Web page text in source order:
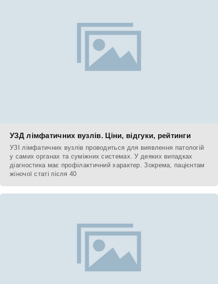
УЗД лімфатичних вузлів. Ціни, відгуки, рейтинги
УЗІ лімфатичних вузлів проводиться для виявлення патологій
у самих органах та суміжних системах. У деяких випадках
діагностика має профілактичний характер. Зокрема, пацієнтам
жіночої статі після 40